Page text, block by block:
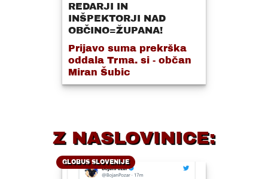
REDARJI IN
INŠPEKTORJI NAD
OBČINO=ŽUPANA!
Prijavo suma prekrška
oddala Trma. si - občan
Miran Šubic
Z NASLOVINICE:
GLOBUS SLOVENIJE